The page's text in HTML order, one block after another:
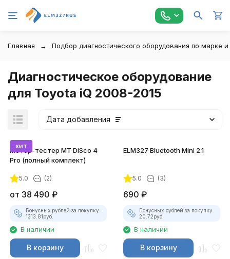
Главная Подбор диагностического оборудования по марке
Диагностическое оборудование
для Toyota iQ 2008-2015
Дата добавления
хит
Мотор-тестер MT DiSco 4
Pro (полный комплект)
5.0 (2)
от 38 490 ₽
Бонусных рублей за покупку:
1313.81руб.
В наличии
В корзину
ELM327 Bluetooth Mini 2.1
5.0 (3)
690 ₽
Бонусных рублей за покупку:
20.72руб.
В наличии
В корзину